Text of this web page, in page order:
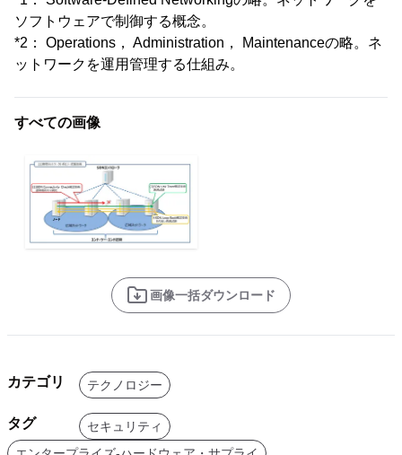
ソフトウェアで制御する概念。
*2： Operations， Administration， Maintenanceの略。ネ
ットワークを運用管理する仕組み。
すべての画像
画像一括ダウンロード
カテゴリ テクノロジー
タグ
セキュリティ